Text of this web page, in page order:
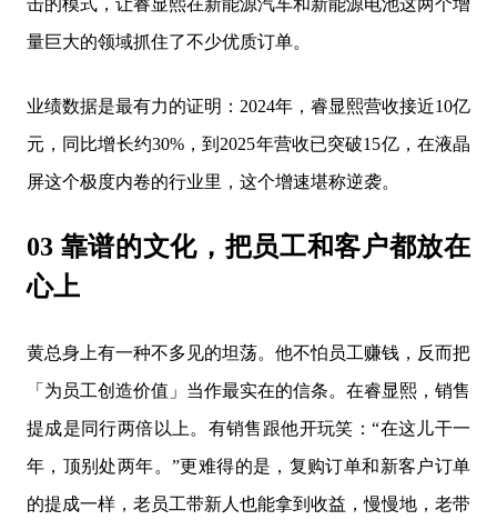
击的模式，让睿显熙在新能源汽车和新能源电池这两个增
量巨大的领域抓住了不少优质订单。
业绩数据是最有力的证明：2024年，睿显熙营收接近10亿
元，同比增长约30%，到2025年营收已突破15亿，在液晶
屏这个极度内卷的行业里，这个增速堪称逆袭。
03 靠谱的文化，把员工和客户都放在
心上
黄总身上有一种不多见的坦荡。他不怕员工赚钱，反而把
「为员工创造价值」当作最实在的信条。在睿显熙，销售
提成是同行两倍以上。有销售跟他开玩笑：“在这儿干一
年，顶别处两年。”更难得的是，复购订单和新客户订单
的提成一样，老员工带新人也能拿到收益，慢慢地，老带